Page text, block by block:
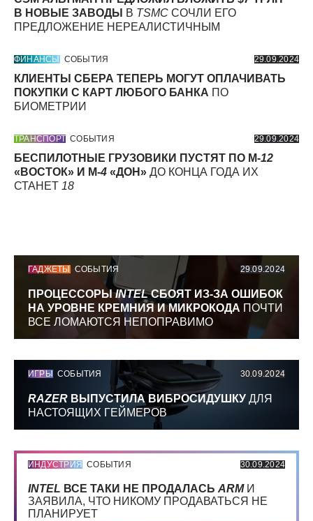
В НОВЫЕ ЗАВОДЫ
В TSMC СОЧЛИ ЕГО
ПРЕДЛОЖЕНИЕ НЕРЕАЛИСТИЧНЫМ
ФИНАНСЫ СОБЫТИЯ 29.09.2024
КЛИЕНТЫ СБЕРА ТЕПЕРЬ МОГУТ ОПЛАЧИВАТЬ
ПОКУПКИ С КАРТ ЛЮБОГО БАНКА ПО
БИОМЕТРИИ
ТРАНСПОРТ СОБЫТИЯ 29.09.2024
БЕСПИЛОТНЫЕ ГРУЗОВИКИ ПУСТЯТ ПО М-12
«ВОСТОК» И М-4 «ДОН» ДО КОНЦА ГОДА ИХ
СТАНЕТ 18
ГАДЖЕТЫ СОБЫТИЯ 29.09.2024
ПРОЦЕССОРЫINTELСБОЯТ ИЗ-ЗА ОШИБОК
НА УРОВНЕ КРЕМНИЯ И МИКРОКОДА ПОЧТИ
ВСЕ ЛОМАЮТСЯ НЕПОПРАВИМО
ИГРЫ СОБЫТИЯ 30.09.2024
RAZER ВЫПУСТИЛА ВИБРОСИДУШКУ ДЛЯ
НАСТОЯЩИХ ГЕЙМЕРОВ
ИНДУСТРИЯ СОБЫТИЯ 30.09.2024
INTEL ВСЕ ТАКИ НЕ ПРОДАЛАСЬ ARMИ
ЗАЯВИЛА, ЧТО НИКОМУ ПРОДАВАТЬСЯ НЕ
ПЛАНИРУЕТ